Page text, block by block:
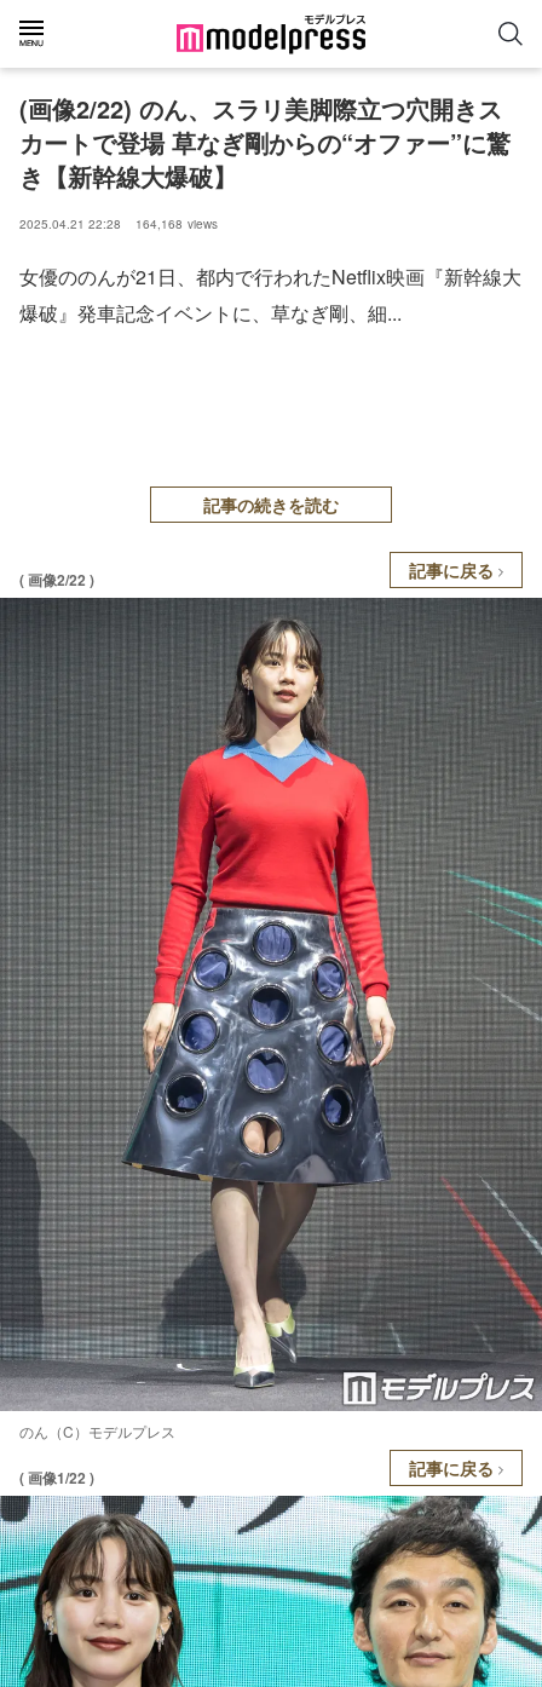
(画像2/22) のん、スラリ美脚際立つ穴開きス
カートで登場 草なぎ剛からの“オファー”に驚
き【新幹線大爆破】
2025.04.21 22:28 164,168 views
女優ののんが21日、都内で行われたNetflix映画『新幹線大
爆破』発車記念イベントに、草なぎ剛、細...
記事の続きを読む
( 画像2/22 ) 記事に戻る
のん（C）モデルプレス
( 画像1/22 ) 記事に戻る